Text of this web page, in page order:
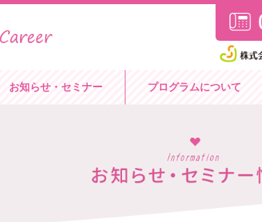
お知らせ・セミナー プログラムについて